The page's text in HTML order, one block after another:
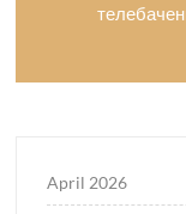
April 2026